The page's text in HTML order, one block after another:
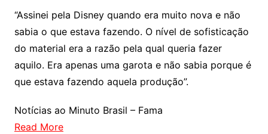
“Assinei pela Disney quando era muito nova e não
sabia o que estava fazendo. O nível de sofisticação
do material era a razão pela qual queria fazer
aquilo. Era apenas uma garota e não sabia porque é
que estava fazendo aquela produção”.
Notícias ao Minuto Brasil – Fama
Read More